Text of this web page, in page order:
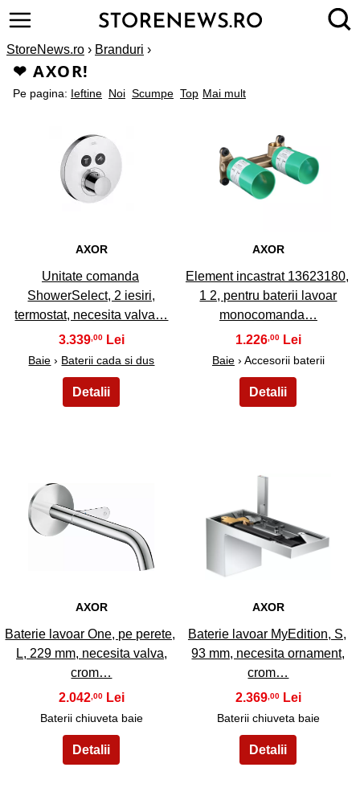
StoreNews.ro › Branduri ›
❤ AXOR!
Mai mult
Pe pagina: Ieftine Noi Scumpe Top
1
AXOR
Unitate comanda
ShowerSelect, 2 iesiri,
termostat, necesita valva…
3.339,00
Baie › Baterii cada si dus
2
AXOR
Element incastrat 13623180,
1 2, pentru baterii lavoar
monocomanda…
1.226,00
Baie› Accesorii baterii
3
AXOR
Baterie lavoar One, pe perete,
L, 229 mm, necesita valva,
crom…
2.042 ,00
Baterii chiuveta baie
4
AXOR
Baterie lavoar MyEdition, S,
93 mm, necesita ornament,
crom…
2.369,00
Baterii chiuveta baie